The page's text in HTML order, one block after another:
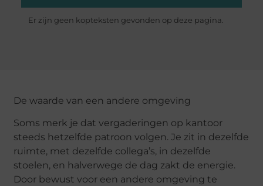
Er zijn geen kopteksten gevonden op deze pagina.
De waarde van een andere omgeving
Soms merk je dat vergaderingen op kantoor
steeds hetzelfde patroon volgen. Je zit in dezelfde
ruimte, met dezelfde collega’s, in dezelfde
stoelen, en halverwege de dag zakt de energie.
Door bewust voor een andere omgeving te